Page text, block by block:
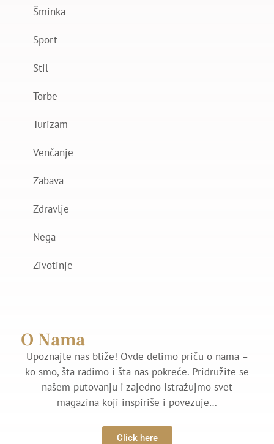
Šminka
Sport
Stil
Torbe
Turizam
Venčanje
Zabava
Zdravlje
Nega
Zivotinje
O Nama
Upoznajte nas bliže! Ovde delimo priču o nama –
ko smo, šta radimo i šta nas pokreće. Pridružite se
našem putovanju i zajedno istražujmo svet
magazina koji inspiriše i povezuje…
Click here